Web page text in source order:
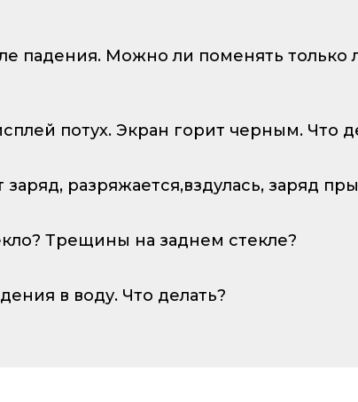
падения. Можно ли поменять только
потух. Экран горит черным. Что
разряжается,вздулась, заряд
Трещины на заднем стекле?
в воду. Что делать?